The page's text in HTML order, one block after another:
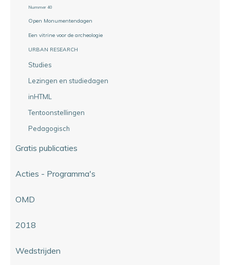
Nummer 40
Open Monumentendagen
Een vitrine voor de archeologie
URBAN RESEARCH
Studies
Lezingen en studiedagen
inHTML
Tentoonstellingen
Pedagogisch
Gratis publicaties
Acties - Programma's
OMD
2018
Wedstrijden